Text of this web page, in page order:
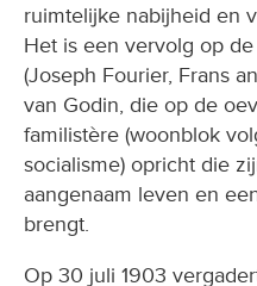
ruimtelijke nabijheid en
Het is een vervolg op
(Joseph Fourier, Frans
van Godin, die op de
familistère (woonblok
socialisme) opricht die
aangenaam leven en
brengt.
Op 30 juli 1903